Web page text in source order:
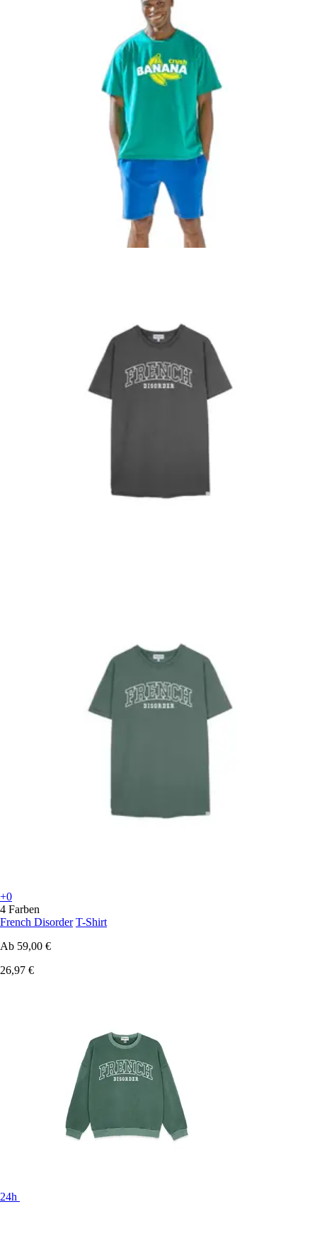
+0
4 Farben
French Disorder T-Shirt
Ab 59,00 €
26,97 €
24h